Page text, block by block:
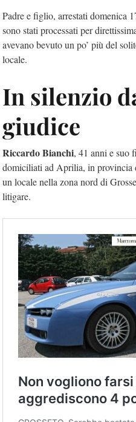
Padre e figlio, arrestati domenica
sono stati processati per
avevano bevuto un po’ più del
locale.
In silenzio
giudice
Riccardo Bianchi, 41 anni e suo
domiciliati ad Aprilia, in provincia
un locale nella zona nord di
litigare.